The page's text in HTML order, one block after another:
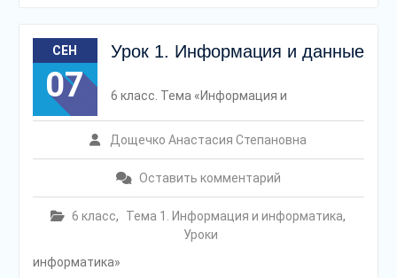
СЕН
07
Урок 1. Информация и данные
Дощечко Анастасия Степановна
Оставить комментарий
6 класс, Тема 1. Информация и информатика,
Уроки
6 класс. Тема «Информация и
информатика»